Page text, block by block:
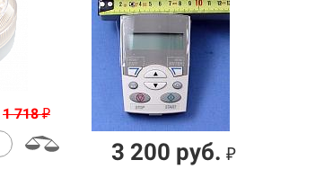
1 718₽
3 200 руб. ₽